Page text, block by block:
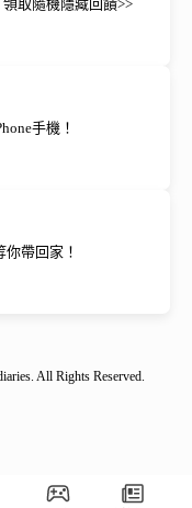
取隨機隱藏回饋>>
手機！
帶回家！
All Rights Reserved.